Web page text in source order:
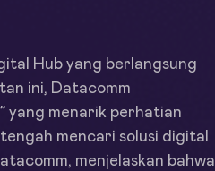
Hub yang berlangsung
ini, Datacomm
yang menarik perhatian
mencari solusi digital
menjelaskan bahwa